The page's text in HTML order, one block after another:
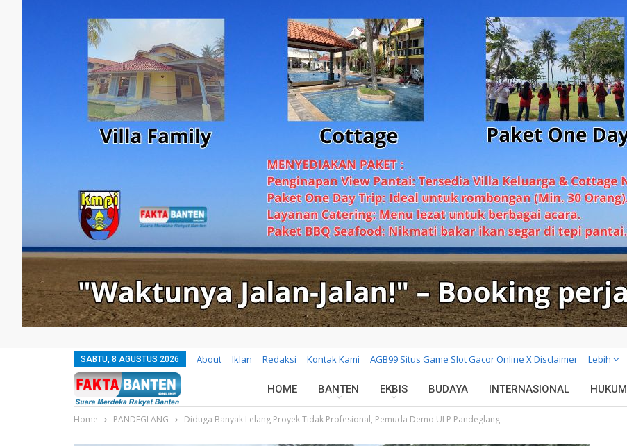
SABTU, 8 AGUSTUS 2026 About Iklan Redaksi Kontak Kami AGB99 Situs Game Slot Gacor Online X Disclaimer Lebih
HOME BANTEN EKBIS BUDAYA INTERNASIONAL HUKUM
Home PANDEGLANG Diduga Banyak Lelang Proyek Tidak Profesional, Pemuda Demo ULP Pandeglang